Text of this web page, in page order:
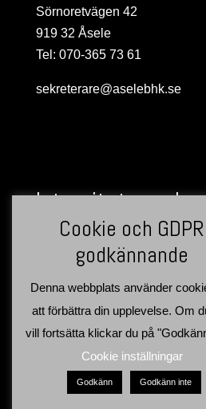
Sörnoretvägen 42
919 32 Åsele
Tel: 070-365 73 61
sekreterare@aselebhk.se
Integritets- och
Denna webbplats använder
förbättra din upplevelse >>
Copyright: Åsele
Cookie och GDPR
godkännande
Denna webbplats använder
att förbättra din upplevelse. Om
vill fortsätta klickar du på
Cookie inställningar
Godkänn Godkänn inte